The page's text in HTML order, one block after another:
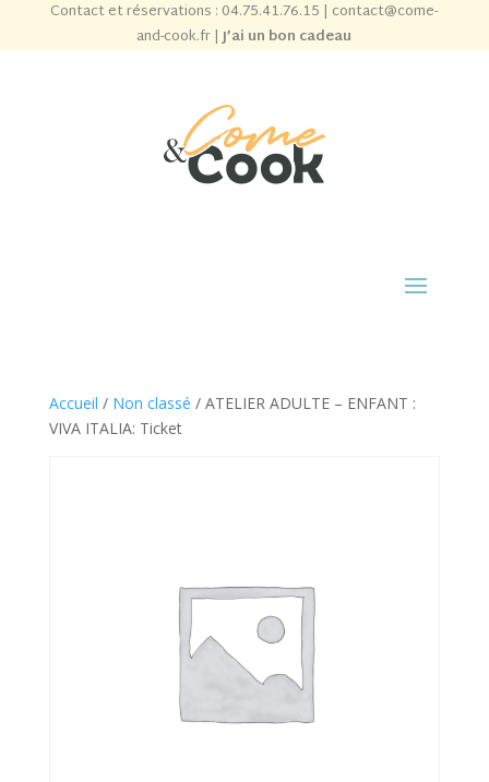
Contact et réservations : 04.75.41.76.15 | contact@come-
and-cook.fr|J’ai un bon cadeau
Accueil / Non classé / ATELIER ADULTE – ENFANT :
VIVA ITALIA: Ticket